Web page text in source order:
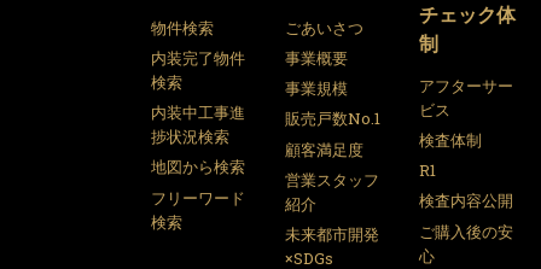
物件検索
内装完了物件
検索
内装中工事進
捗状況検索
地図から検索
フリーワード
検索
ごあいさつ
事業概要
事業規模
販売戸数No.1
顧客満足度
営業スタッフ
紹介
未来都市開発
×SDGs
チェック体
制
アフターサー
ビス
検査体制
R1
検査内容公開
ご購入後の安
心